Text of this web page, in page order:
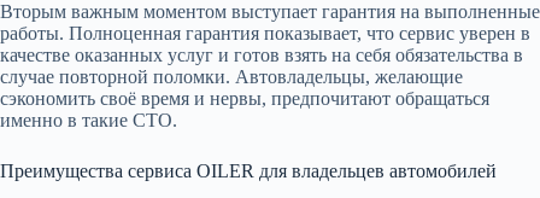
Вторым важным моментом выступает гарантия на выполненные
работы. Полноценная гарантия показывает, что сервис уверен в
качестве оказанных услуг и готов взять на себя обязательства в
случае повторной поломки. Автовладельцы, желающие
сэкономить своё время и нервы, предпочитают обращаться
именно в такие СТО.
Преимущества сервиса OILER для владельцев автомобилей